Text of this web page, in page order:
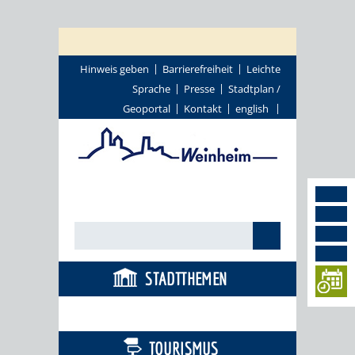
Hinweis geben Barrierefreiheit
Leichte
Sprache
Presse
Stadtplan /
Geoportal
Kontakt english
STADTTHEMEN
TOURISMUS